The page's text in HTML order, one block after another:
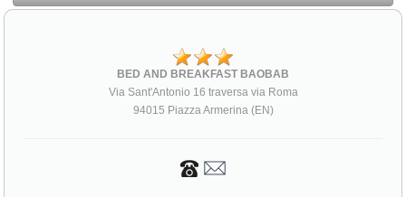
BED AND BREAKFAST BAOBAB
Via Sant'Antonio 16 traversa via Roma
94015 Piazza Armerina (EN)